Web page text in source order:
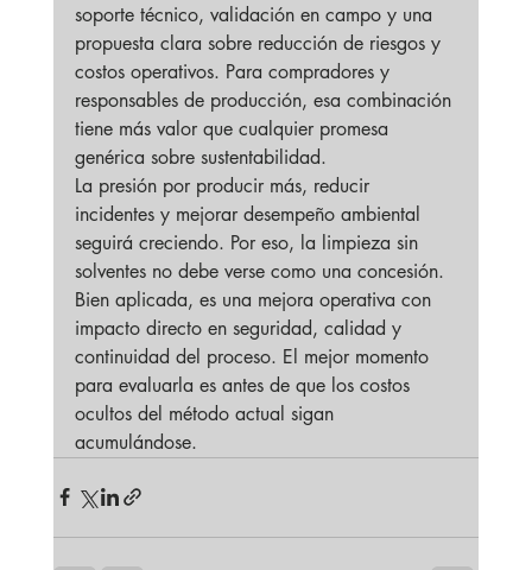
soporte técnico, validación en campo y una
propuesta clara sobre reducción de riesgos y
costos operativos. Para compradores y
responsables de producción, esa combinación
tiene más valor que cualquier promesa
genérica sobre sustentabilidad.
La presión por producir más, reducir
incidentes y mejorar desempeño ambiental
seguirá creciendo. Por eso, la limpieza sin
solventes no debe verse como una concesión.
Bien aplicada, es una mejora operativa con
impacto directo en seguridad, calidad y
continuidad del proceso. El mejor momento
para evaluarla es antes de que los costos
ocultos del método actual sigan
acumulándose.